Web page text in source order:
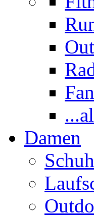
Damen